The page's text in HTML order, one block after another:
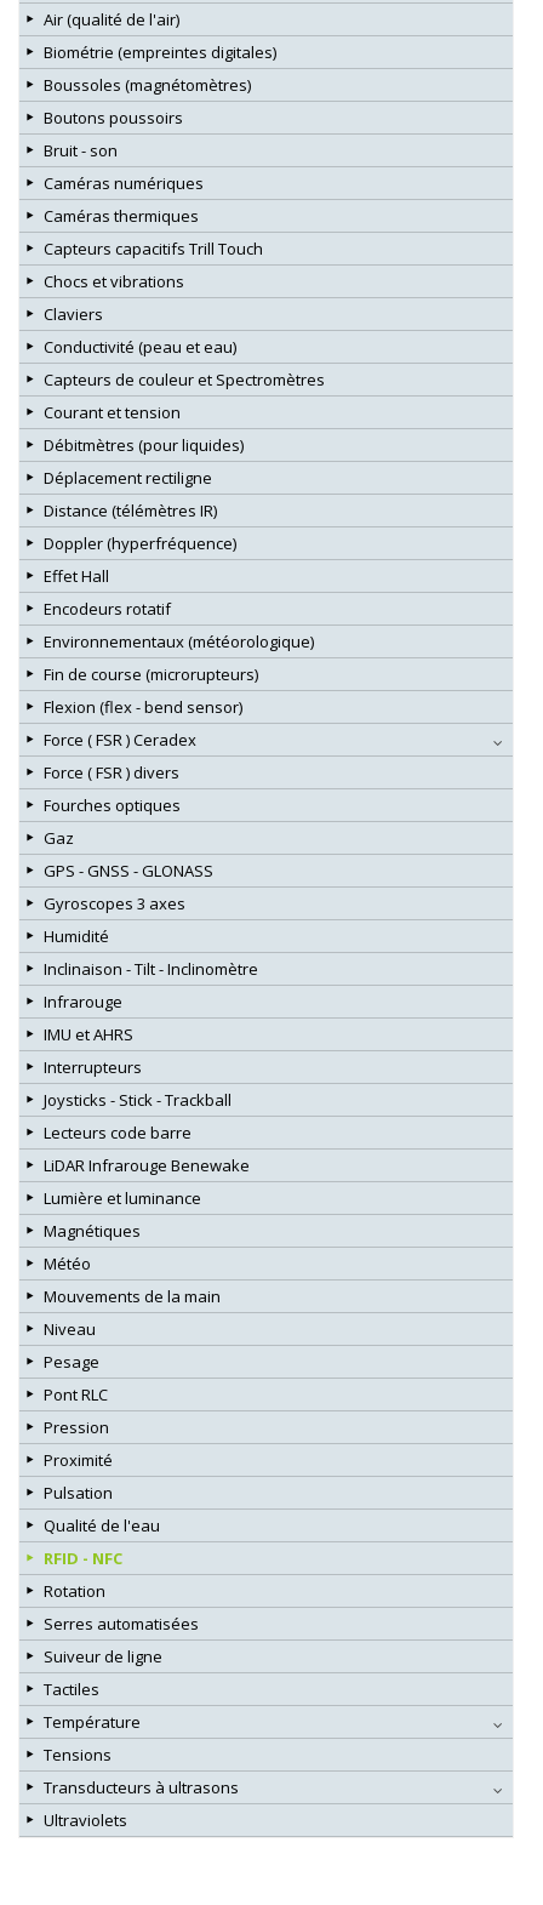
Air (qualité de l'air)
Biométrie (empreintes digitales)
Boussoles (magnétomètres)
Boutons poussoirs
Bruit - son
Caméras numériques
Caméras thermiques
Capteurs capacitifs Trill Touch
Chocs et vibrations
Claviers
Conductivité (peau et eau)
Capteurs de couleur et Spectromètres
Courant et tension
Débitmètres (pour liquides)
Déplacement rectiligne
Distance (télémètres IR)
Doppler (hyperfréquence)
Effet Hall
Encodeurs rotatif
Environnementaux (météorologique)
Fin de course (microrupteurs)
Flexion (flex - bend sensor)
Force ( FSR ) Ceradex
Force ( FSR ) divers
Fourches optiques
Gaz
GPS - GNSS - GLONASS
Gyroscopes 3 axes
Humidité
Inclinaison - Tilt - Inclinomètre
Infrarouge
IMU et AHRS
Interrupteurs
Joysticks - Stick - Trackball
Lecteurs code barre
LiDAR Infrarouge Benewake
Lumière et luminance
Magnétiques
Météo
Mouvements de la main
Niveau
Pesage
Pont RLC
Pression
Proximité
Pulsation
Qualité de l'eau
RFID - NFC
Rotation
Serres automatisées
Suiveur de ligne
Tactiles
Température
Tensions
Transducteurs à ultrasons
Ultraviolets